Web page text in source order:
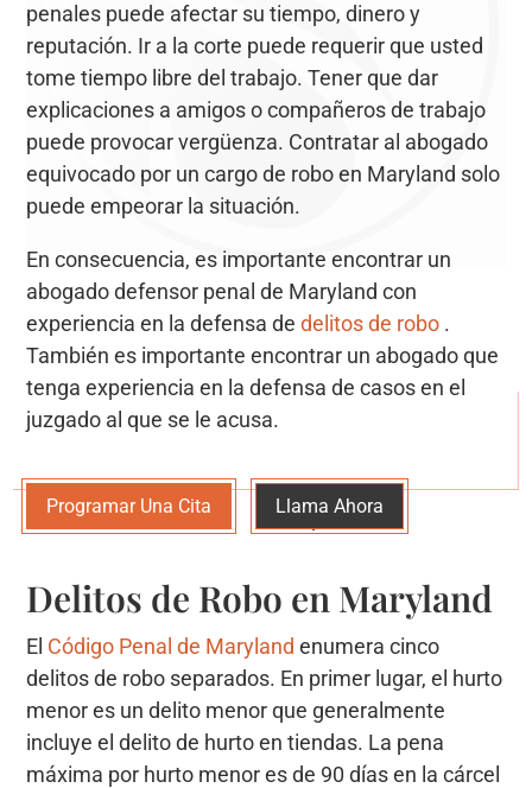
penales puede afectar su tiempo, dinero y
reputación. Ir a la corte puede requerir que usted
tome tiempo libre del trabajo. Tener que dar
explicaciones a amigos o compañeros de trabajo
puede provocar vergüenza. Contratar al abogado
equivocado por un cargo de robo en Maryland solo
puede empeorar la situación.
En consecuencia, es importante encontrar un
abogado defensor penal de Maryland con
experiencia en la defensa dedelitos de robo .
También es importante encontrar un abogado que
tenga experiencia en la defensa de casos en el
juzgado al que se le acusa.
Programar Una Cita Llama Ahora
Delitos de Robo en Maryland
El Código Penal de Maryland enumera cinco
delitos de robo separados. En primer lugar, el hurto
menor es un delito menor que generalmente
incluye el delito de hurto en tiendas. La pena
máxima por hurto menor es de 90 días en la cárcel